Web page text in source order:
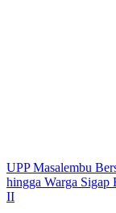
UPP Masalembu
hingga Warga Sigap
II